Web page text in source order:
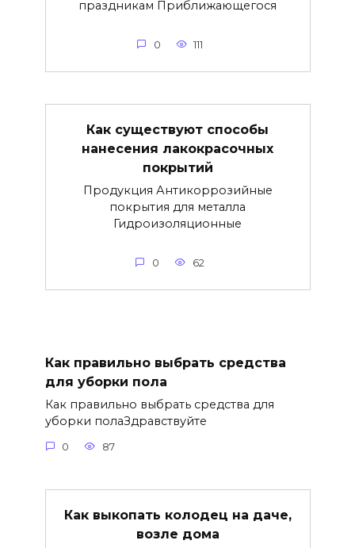
праздникам Приближающегося
0 111
Как существуют способы
нанесения лакокрасочных
покрытий
Продукция Антикоррозийные
покрытия для металла
Гидроизоляционные
0 62
Как правильно выбрать средства
для уборки пола
Как правильно выбрать средства для
уборки полаЗдравствуйте
0 87
Как выкопать колодец на даче,
возле дома